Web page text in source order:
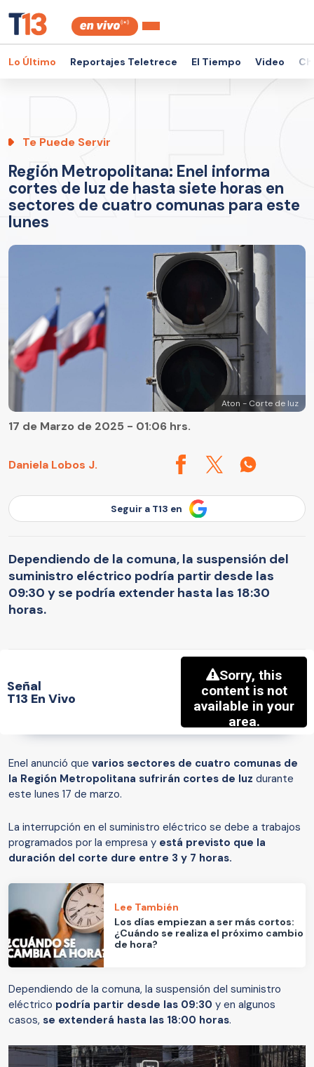
Lo Último Reportajes Teletrece El Tiempo Video
Te Puede Servir
Región Metropolitana: Enel informa
cortes de luz de hasta siete horas en
sectores de cuatro comunas para este
lunes
Aton - Corte de luz
Daniela Lobos J.
17 de Marzo de 2025 - 01:06 hrs.
Seguir a T13 en
Dependiendo de la comuna, la suspensión del
suministro eléctrico podría partir desde las
09:30 y se podría extender hasta las 18:30
horas.
Señal
T13 En Vivo
Enel anunció que varios sectores de cuatro comunas de
la Región Metropolitana sufrirán cortes de luz durante
este lunes 17 de marzo.
La interrupción en el suministro eléctrico se debe a trabajos
programados por la empresa y está previsto que la
duración del corte dure entre 3 y 7 horas.
Lee También
Los días empiezan a ser más cortos:
¿Cuándo se realiza el próximo cambio
de hora?
Dependiendo de la comuna, la suspensión del suministro
eléctrico podría partir desde las 09:30 y en algunos
casos, se extenderá hasta las 18:00 horas.